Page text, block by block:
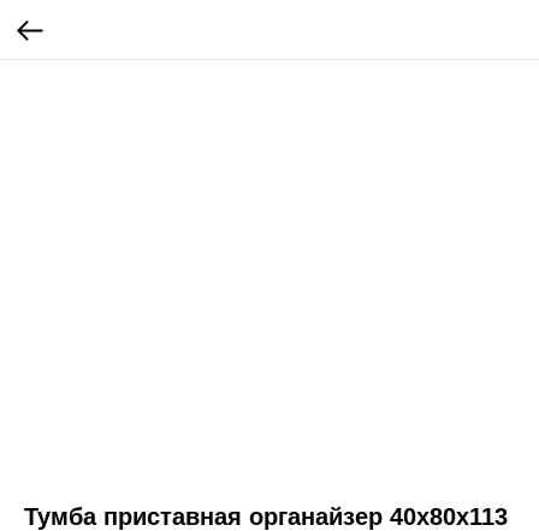
Тумба приставная органайзер 40х80х113